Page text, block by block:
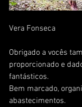
Vera Fonseca
Obrigado a vocês
proporcionado e
fantásticos.
Bem marcado,
abastecimentos.